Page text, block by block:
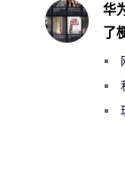
华
了
绕
曾